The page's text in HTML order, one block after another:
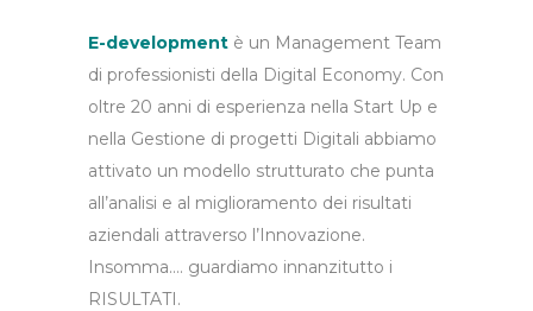
E-development è un Management Team
di professionisti della Digital Economy. Con
oltre 20 anni di esperienza nella Start Up e
nella Gestione di progetti Digitali abbiamo
attivato un modello strutturato che punta
all’analisi e al miglioramento dei risultati
aziendali attraverso l’Innovazione.
Insomma…. guardiamo innanzitutto i
RISULTATI.